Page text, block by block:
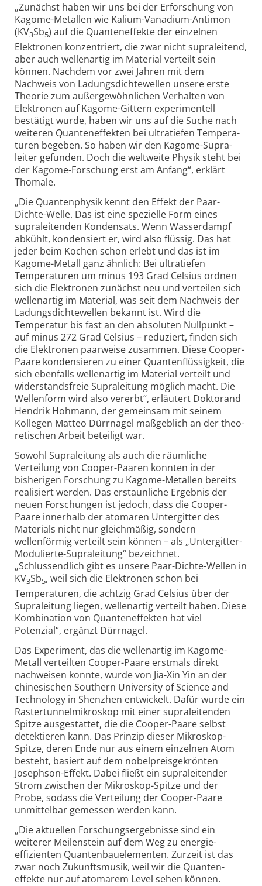
„Zunächst haben wir uns bei der Erforschung von
Kagome-Metallen wie Kalium-Vanadium-Antimon
(KV3Sb5) auf die Quanten­effekte der einzelnen
Elektronen konzen­triert, die zwar nicht supraleitend,
aber auch wellenartig im Material verteilt sein
können. Nachdem vor zwei Jahren mit dem
Nachweis von Ladungs­dichtewellen unsere erste
Theorie zum außergewöhnlichen Verhalten von
Elektronen auf Kagome-Gittern experi­mentell
bestätigt wurde, haben wir uns auf die Suche nach
weiteren Quanten­effekten bei ultratiefen Tempera­
turen begeben. So haben wir den Kagome-Supra­
leiter gefunden. Doch die weltweite Physik steht bei
der Kagome-Forschung erst am Anfang“, erklärt
Thomale.
„Die Quantenphysik kennt den Effekt der Paar-
Dichte-Welle. Das ist eine spezielle Form eines
supra­leitenden Kondensats. Wenn Wasserdampf
abkühlt, kondensiert er, wird also flüssig. Das hat
jeder beim Kochen schon erlebt und das ist im
Kagome-Metall ganz ähnlich: Bei ultra­tiefen
Tempera­turen um minus 193 Grad Celsius ordnen
sich die Elektronen zunächst neu und verteilen sich
wellenartig im Material, was seit dem Nachweis der
Ladungsdichte­wellen bekannt ist. Wird die
Temperatur bis fast an den absoluten Nullpunkt –
auf minus 272 Grad Celsius – reduziert, finden sich
die Elektronen paarweise zusammen. Diese Cooper-
Paare kondensieren zu einer Quanten­flüssigkeit, die
sich ebenfalls wellenartig im Material verteilt und
widerstands­freie Supraleitung möglich macht. Die
Wellenform wird also vererbt“, erläutert Doktorand
Hendrik Hohmann, der gemeinsam mit seinem
Kollegen Matteo Dürrnagel maßgeblich an der theo­
retischen Arbeit beteiligt war.
Sowohl Supraleitung als auch die räumliche
Verteilung von Cooper-Paaren konnten in der
bisherigen Forschung zu Kagome-Metallen bereits
realisiert werden. Das erstaun­liche Ergebnis der
neuen Forschungen ist jedoch, dass die Cooper-
Paare innerhalb der atomaren Untergitter des
Materials nicht nur gleichmäßig, sondern
wellenförmig verteilt sein können – als „Unter­gitter-
Modulierte-Supraleitung“ bezeichnet.
„Schlussendlich gibt es unsere Paar-Dichte-Wellen in
KV3Sb5, weil sich die Elektronen schon bei
Temperaturen, die achtzig Grad Celsius über der
Supraleitung liegen, wellenartig verteilt haben. Diese
Kombination von Quanten­effekten hat viel
Potenzial“, ergänzt Dürrnagel.
Das Experiment, das die wellenartig im Kagome-
Metall verteilten Cooper-Paare erstmals direkt
nachweisen konnte, wurde von Jia-Xin Yin an der
chinesischen Southern University of Science and
Technology in Shenzhen entwickelt. Dafür wurde ein
Rastertunnel­mikroskop mit einer supraleitenden
Spitze ausgestattet, die die Cooper-Paare selbst
detektieren kann. Das Prinzip dieser Mikroskop-
Spitze, deren Ende nur aus einem einzelnen Atom
besteht, basiert auf dem nobelpreisgekrönten
Josephson-Effekt. Dabei fließt ein supra­leitender
Strom zwischen der Mikroskop-Spitze und der
Probe, sodass die Verteilung der Cooper-Paare
unmittel­bar gemessen werden kann.
„Die aktuellen Forschungs­ergebnisse sind ein
weiterer Meilenstein auf dem Weg zu energie­
effizienten Quanten­bauelementen. Zurzeit ist das
zwar noch Zukunftsmusik, weil wir die Quanten­
effekte nur auf atomarem Level sehen können.